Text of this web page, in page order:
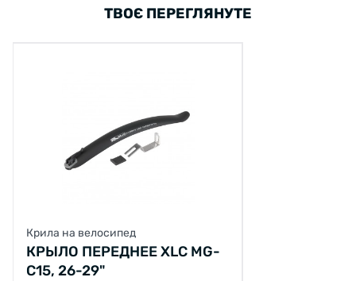
ТВОЄ ПЕРЕГЛЯНУТЕ
Крила на велосипед
КРЫЛО ПЕРЕДНЕЕ XLC MG-
C15, 26-29"